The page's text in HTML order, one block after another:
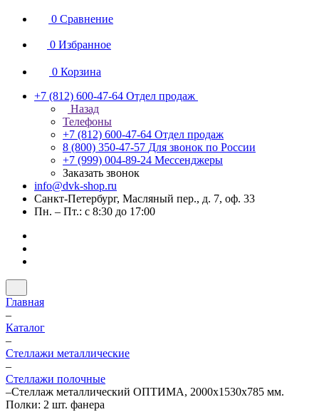
0 Сравнение
0 Избранное
0 Корзина
+7 (812) 600-47-64 Отдел продаж
Назад
Телефоны
+7 (812) 600-47-64 Отдел продаж
8 (800) 350-47-57 Для звонок по России
+7 (999) 004-89-24 Мессенджеры
Заказать звонок
info@dvk-shop.ru
Санкт-Петербург, Масляный пер., д. 7, оф. 33
Пн. – Пт.: с 8:30 до 17:00
Главная
–
Каталог
–
Стеллажи металлические
–
Стеллажи полочные
–Стеллаж металлический ОПТИМА, 2000х1530х785 мм.
Полки: 2 шт. фанера